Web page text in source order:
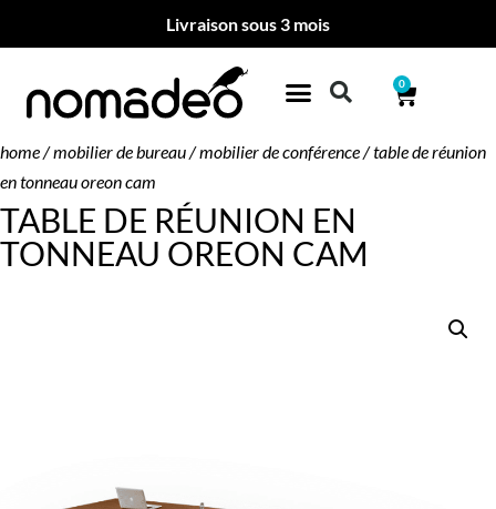
Livraison sous 3 mois
0
home/mobilier de bureau/mobilier de conférence/ table de réunion
en tonneau oreon cam
TABLE DE RÉUNION EN
TONNEAU OREON CAM